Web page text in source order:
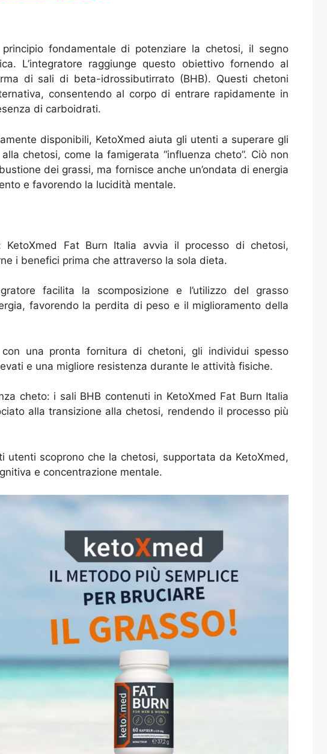
fondamentale di potenziare la chetosi, il segno
L’integratore raggiunge questo obiettivo fornendo al
di sali di beta-idrossibutirrato (BHB). Questi chetoni
consentendo al corpo di entrare rapidamente in
di carboidrati.
disponibili, KetoXmed aiuta gli utenti a superare gli
chetosi, come la famigerata “influenza cheto”. Ciò non
dei grassi, ma fornisce anche un’ondata di energia
e favorendo la lucidità mentale.
KetoXmed Fat Burn Italia avvia il processo di chetosi,
i benefici prima che attraverso la sola dieta.
facilita la scomposizione e l’utilizzo del grasso
favorendo la perdita di peso e il miglioramento della
una pronta fornitura di chetoni, gli individui spesso
e una migliore resistenza durante le attività fisiche.
cheto: i sali BHB contenuti in KetoXmed Fat Burn Italia
alla transizione alla chetosi, rendendo il processo più
utenti scoprono che la chetosi, supportata da KetoXmed,
e concentrazione mentale.